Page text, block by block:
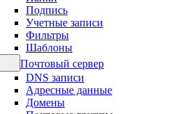
Подпись
Учетные записи
Фильтры
Шаблоны
Почтовый сервер
DNS записи
Адресные данные
Домены